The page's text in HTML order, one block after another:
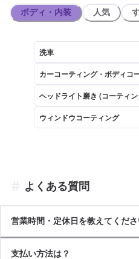
ボディ・内装 人気
洗車
カーコーティング・ボディコ
ヘッドライト磨き (コーティ
ウィンドウコーティング
よくある質問
営業時間・定休日を教えてくだ
支払い方法は？